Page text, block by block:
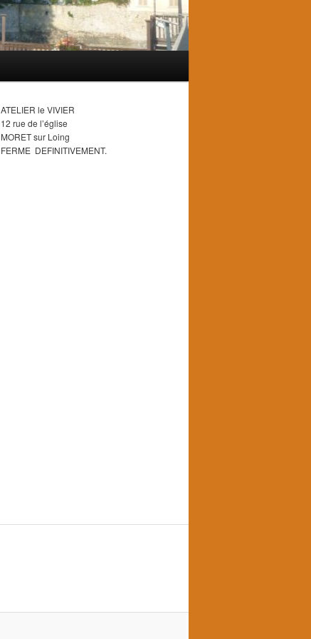
ATELIER le VIVIER
12 rue de l’église
MORET sur Loing
FERME DEFINITIVEMENT.